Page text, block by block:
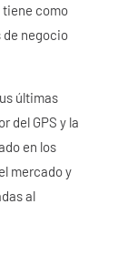
tiene como
negocio
últimas
del GPS y la
en los
mercado y
al